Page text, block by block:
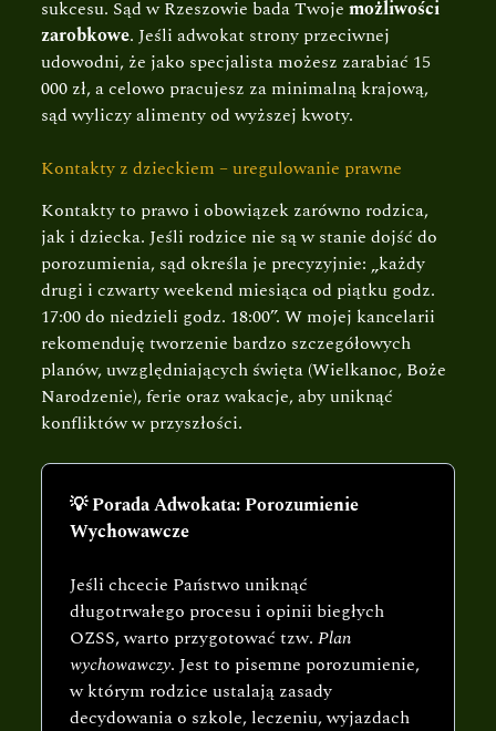
sukcesu. Sąd w Rzeszowie bada Twoje możliwości
zarobkowe. Jeśli adwokat strony przeciwnej
udowodni, że jako specjalista możesz zarabiać 15
000 zł, a celowo pracujesz za minimalną krajową,
sąd wyliczy alimenty od wyższej kwoty.
Kontakty z dzieckiem – uregulowanie prawne
Kontakty to prawo i obowiązek zarówno rodzica,
jak i dziecka. Jeśli rodzice nie są w stanie dojść do
porozumienia, sąd określa je precyzyjnie: „każdy
drugi i czwarty weekend miesiąca od piątku godz.
17:00 do niedzieli godz. 18:00”. W mojej kancelarii
rekomenduję tworzenie bardzo szczegółowych
planów, uwzględniających święta (Wielkanoc, Boże
Narodzenie), ferie oraz wakacje, aby uniknąć
konfliktów w przyszłości.
💡 Porada Adwokata: Porozumienie
Wychowawcze
Jeśli chcecie Państwo uniknąć
długotrwałego procesu i opinii biegłych
OZSS, warto przygotować tzw. Plan
wychowawczy. Jest to pisemne porozumienie,
w którym rodzice ustalają zasady
decydowania o szkole, leczeniu, wyjazdach